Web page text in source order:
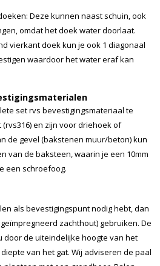
Deze kunnen naast schuin, ook
omdat het doek water doorlaat.
vierkant doek kun je ook 1 diagonaal
waardoor het water eraf kan
set rvs bevestigingsmateriaal te
en zijn voor driehoek of
de gevel (bakstenen muur/beton) kun
van de baksteen, waarin je een 10mm
een schroefoog.
als bevestigingspunt nodig hebt, dan
zachthout) gebruiken. De
door de uiteindelijke hoogte van het
van het gat. Wij adviseren de paal